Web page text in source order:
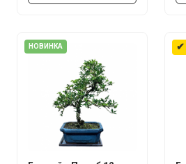
НОВИНКА ✔